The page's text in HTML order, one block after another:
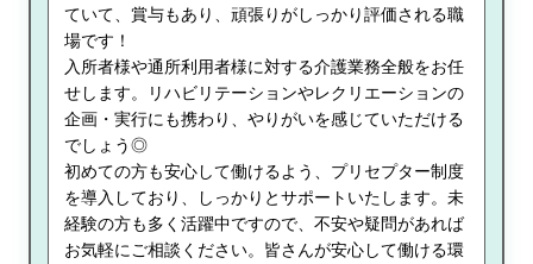
ていて、賞与もあり、頑張りがしっかり評価される職
場です！
入所者様や通所利用者様に対する介護業務全般をお任
せします。リハビリテーションやレクリエーションの
企画・実行にも携わり、やりがいを感じていただける
でしょう◎
初めての方も安心して働けるよう、プリセプター制度
を導入しており、しっかりとサポートいたします。未
経験の方も多く活躍中ですので、不安や疑問があれば
お気軽にご相談ください。皆さんが安心して働ける環